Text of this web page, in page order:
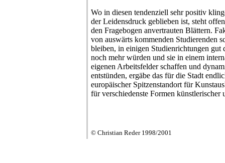
Wo in diesen tendenziell sehr positiv
der Leidensdruck geblieben ist, steht
den Fragebogen anvertrauten Blättern.
von auswärts kommenden Studierenden
bleiben, in einigen Studienrichtungen gut
noch mehr würden und sie in einem
eigenen Arbeitsfelder schaffen und
entstünden, ergäbe das für die Stadt
europäischer Spitzenstandort für
für verschiedenste Formen
© Christian Reder 1998/2001